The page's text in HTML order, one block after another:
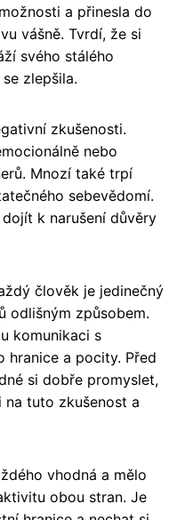
a přinesla do
vášně. Tvrdí, že si
svého stálého
zlepšila.
zkušenosti.
nebo
Mnozí také trpí
sebevědomí.
k narušení důvěry
člověk je jedinečný
odlišným způsobem.
komunikaci s
hranice a pocity. Před
si dobře promyslet,
na tuto zkušenost a
vhodná a mělo
obou stran. Je